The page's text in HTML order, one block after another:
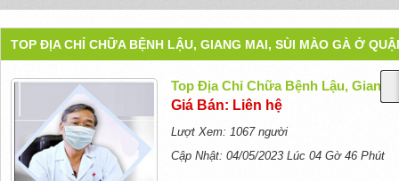
TOP ĐỊA CHỈ CHỮA BỆNH LẬU, GIANG MAI, SÙI MÀO GÀ Ở
Top Địa Chỉ Chữa Bệnh Lậu, Giang
Giá Bán: Liên hệ
Lượt Xem: 1067 người
Cập Nhật: 04/05/2023 Lúc 04 Gờ 46 Phút